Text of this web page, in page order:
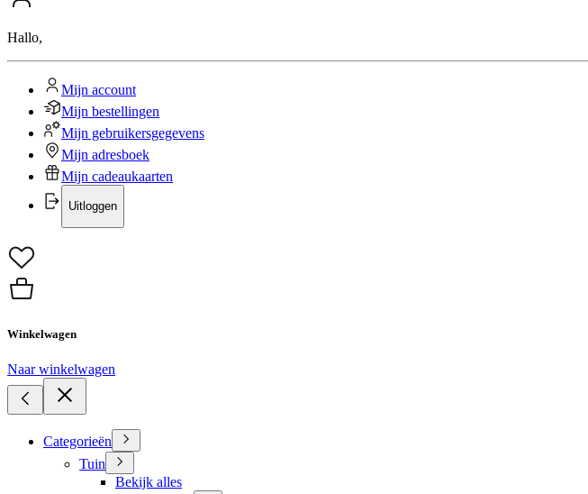
Hallo,
Mijn account
Mijn bestellingen
Mijn gebruikersgegevens
Mijn adresboek
Mijn cadeaukaarten
Uitloggen
Winkelwagen
Naar winkelwagen
Categorieën
Tuin
Bekijk alles